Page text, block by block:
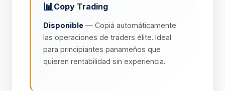
📊Copy Trading
Disponible — Copiá automáticamente
las operaciones de traders élite. Ideal
para principiantes panameños que
quieren rentabilidad sin experiencia.